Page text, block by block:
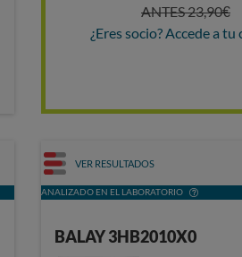
ANTES 23,90€
¿Eres socio? Accede a tu
VER RESULTADOS
ANALIZADO EN EL LABORATORIO
BALAY 3HB2010X0